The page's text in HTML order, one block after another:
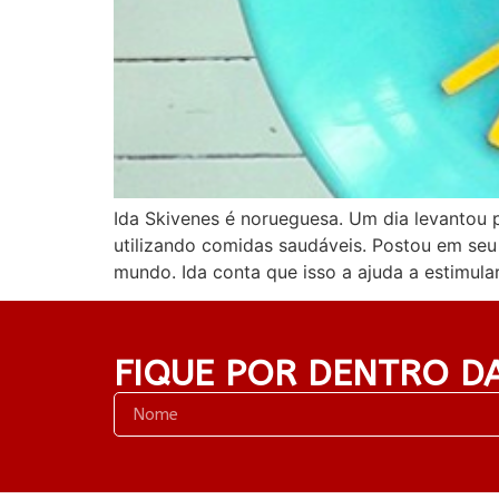
Ida Skivenes é norueguesa. Um dia
utilizando comidas saudáveis. Postou em
mundo. Ida conta que isso a ajuda a
FIQUE POR DENTRO